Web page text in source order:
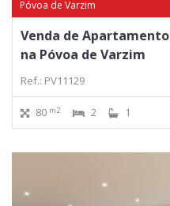
Póvoa de Varzim
Venda de
na Póvoa de Varzim
Ref.: PV11129
80 m2 2 1